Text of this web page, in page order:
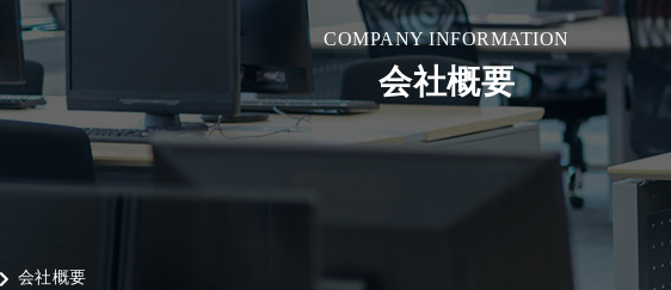
COMPANY INFORMATION
会社概要
会社概要